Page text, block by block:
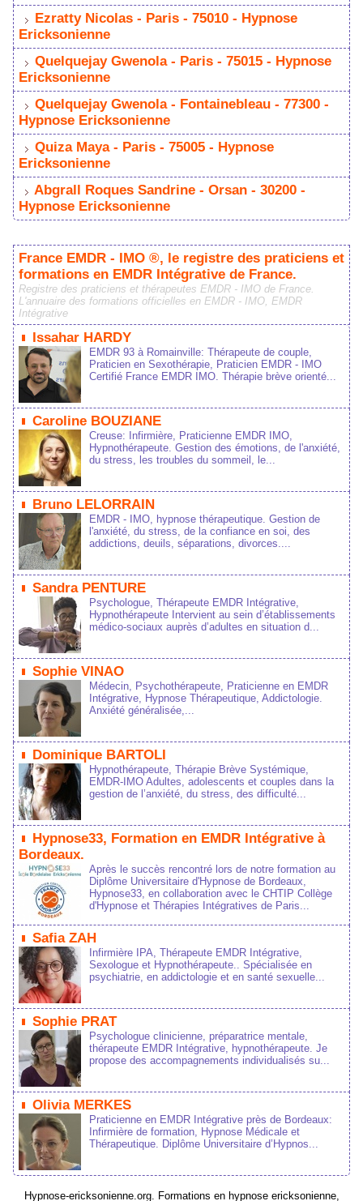
Ezratty Nicolas - Paris - 75010 - Hypnose
Ericksonienne
Quelquejay Gwenola - Paris - 75015 - Hypnose
Ericksonienne
Quelquejay Gwenola - Fontainebleau - 77300 -
Hypnose Ericksonienne
Quiza Maya - Paris - 75005 - Hypnose
Ericksonienne
Abgrall Roques Sandrine - Orsan - 30200 -
Hypnose Ericksonienne
France EMDR - IMO ®, le registre des praticiens et
formations en EMDR Intégrative de France.
Registre des praticiens et thérapeutes EMDR - IMO de France.
L'annuaire des formations officielles en EMDR - IMO, EMDR
Intégrative
Issahar HARDY
EMDR 93 à Romainville: Thérapeute de couple,
Praticien en Sexothérapie, Praticien EMDR - IMO
Certifié France EMDR IMO. Thérapie brève orienté...
Caroline BOUZIANE
Creuse: Infirmière, Praticienne EMDR IMO,
Hypnothérapeute. Gestion des émotions, de l'anxiété,
du stress, les troubles du sommeil, le...
Bruno LELORRAIN
EMDR - IMO, hypnose thérapeutique. Gestion de
l'anxiété, du stress, de la confiance en soi, des
addictions, deuils, séparations, divorces....
Sandra PENTURE
Psychologue, Thérapeute EMDR Intégrative,
Hypnothérapeute Intervient au sein d’établissements
médico‑sociaux auprès d’adultes en situation d...
Sophie VINAO
Médecin, Psychothérapeute, Praticienne en EMDR
Intégrative, Hypnose Thérapeutique, Addictologie.
Anxiété généralisée,...
Dominique BARTOLI
Hypnothérapeute, Thérapie Brève Systémique,
EMDR-IMO Adultes, adolescents et couples dans la
gestion de l’anxiété, du stress, des difficulté...
Hypnose33, Formation en EMDR Intégrative à
Bordeaux.
Après le succès rencontré lors de notre formation au
Diplôme Universitaire d'Hypnose de Bordeaux,
Hypnose33, en collaboration avec le CHTIP Collège
d'Hypnose et Thérapies Intégratives de Paris...
Safia ZAH
Infirmière IPA, Thérapeute EMDR Intégrative,
Sexologue et Hypnothérapeute.. Spécialisée en
psychiatrie, en addictologie et en santé sexuelle...
Sophie PRAT
Psychologue clinicienne, préparatrice mentale,
thérapeute EMDR Intégrative, hypnothérapeute. Je
propose des accompagnements individualisés su...
Olivia MERKES
Praticienne en EMDR Intégrative près de Bordeaux:
Infirmière de formation, Hypnose Médicale et
Thérapeutique. Diplôme Universitaire d’Hypnos...
Hypnose-ericksonienne.org. Formations en hypnose ericksonienne,